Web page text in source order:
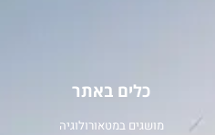
כלים באתר
מושגים במטאורולוגיה